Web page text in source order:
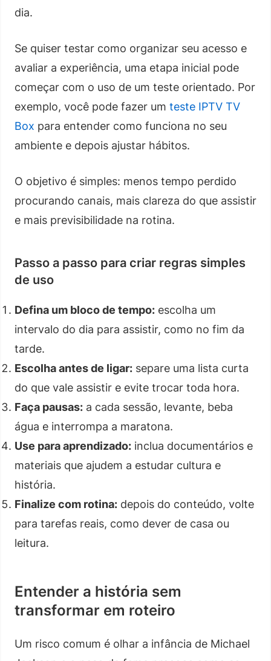
dia.
Se quiser testar como organizar seu acesso e
avaliar a experiência, uma etapa inicial pode
começar com o uso de um teste orientado. Por
exemplo, você pode fazer um teste IPTV TV
Box para entender como funciona no seu
ambiente e depois ajustar hábitos.
O objetivo é simples: menos tempo perdido
procurando canais, mais clareza do que assistir
e mais previsibilidade na rotina.
Passo a passo para criar regras simples
de uso
Defina um bloco de tempo: escolha um
intervalo do dia para assistir, como no fim da
tarde.
Escolha antes de ligar: separe uma lista curta
do que vale assistir e evite trocar toda hora.
Faça pausas: a cada sessão, levante, beba
água e interrompa a maratona.
Use para aprendizado: inclua documentários e
materiais que ajudem a estudar cultura e
história.
Finalize com rotina: depois do conteúdo, volte
para tarefas reais, como dever de casa ou
leitura.
Entender a história sem
transformar em roteiro
Um risco comum é olhar a infância de Michael